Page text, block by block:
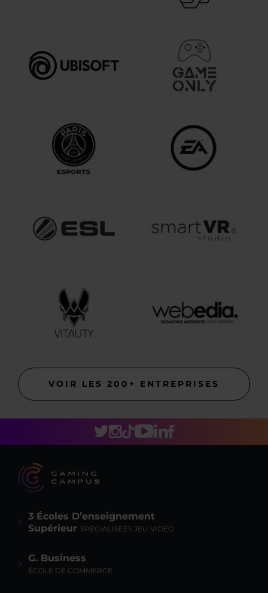
VOIR LES 200+ ENTREPRISES
3 Écoles D’enseignement
Supérieur SPÉCIALISÉES JEU VIDÉO
G. Business
ÉCOLE DE COMMERCE